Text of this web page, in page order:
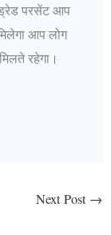
परसेंट आप
आप लोग
रहेगा।
Next Post →